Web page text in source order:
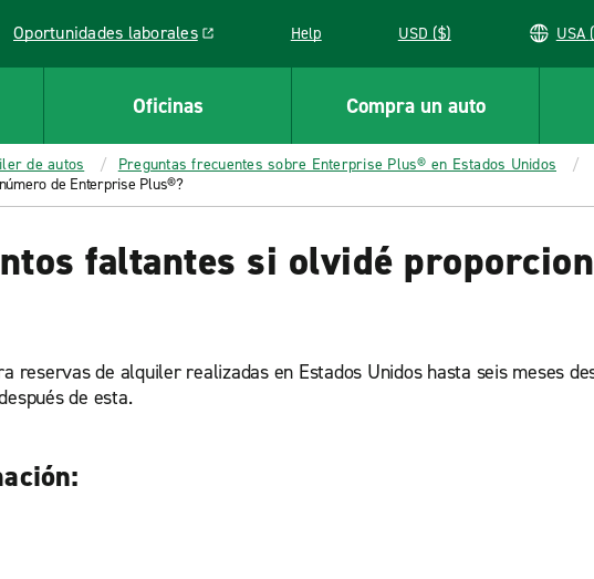
Oportunidades laborales
Link opens in a new window Help USD ($)
Oficinas Compra un auto
de autos
Preguntas frecuentes sobre Enterprise Plus® en Estados Unidos
de Enterprise Plus®?
faltantes si olvidé
de alquiler realizadas en Estados Unidos hasta seis meses
de esta.